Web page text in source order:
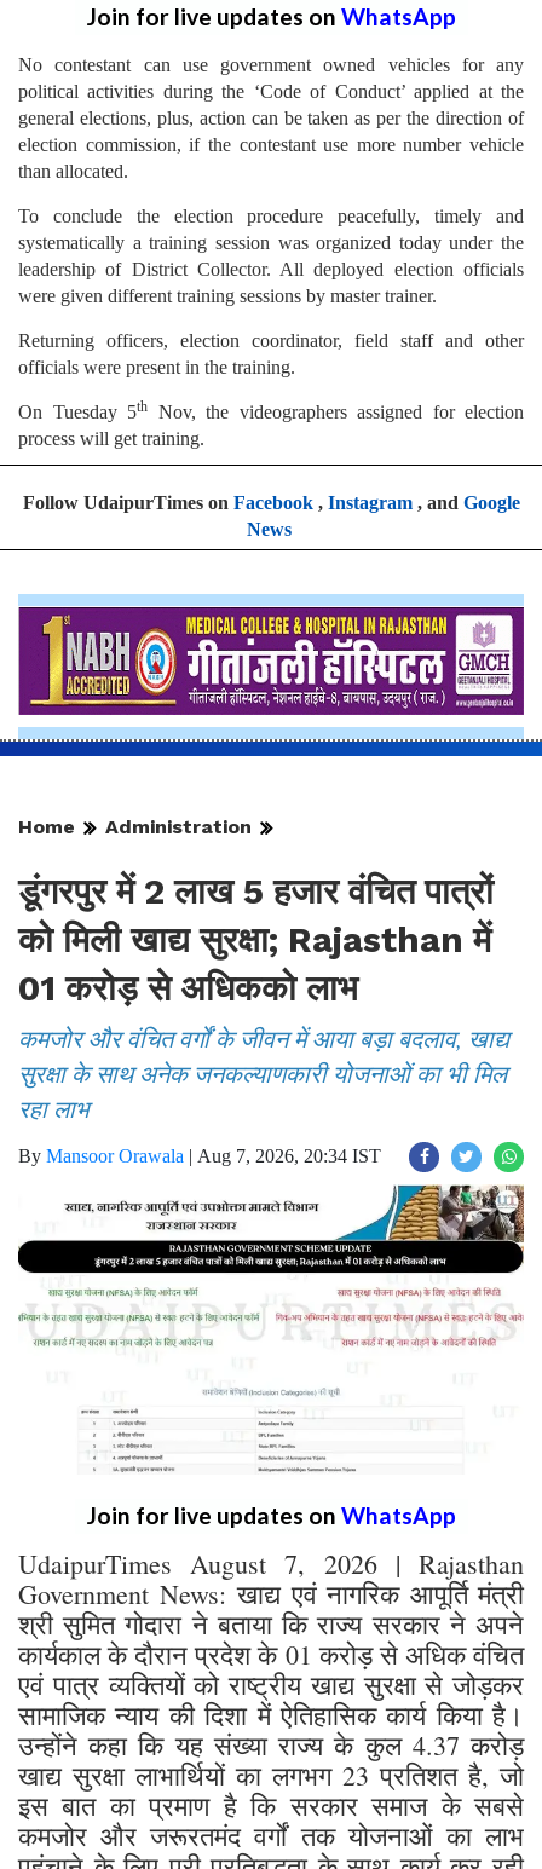
Join for live updates on WhatsApp
No contestant can use government owned vehicles for any
political activities during the ‘Code of Conduct’ applied at the
general elections, plus, action can be taken as per the direction of
election commission, if the contestant use more number vehicle
than allocated.
To conclude the election procedure peacefully, timely and
systematically a training session was organized today under the
leadership of District Collector. All deployed election officials
were given different training sessions by master trainer.
Returning officers, election coordinator, field staff and other
officials were present in the training.
On Tuesday 5th
Nov, the videographers assigned for election
process will get training.
Follow UdaipurTimes on Facebook, Instagram, and Google
News
Home Administration
डूंगरपुर में 2 लाख 5 हजार वंचित पात्रों
को मिली खाद्य सुरक्षा; Rajasthan में
01 करोड़ से अधिकको लाभ
कमजोर और वंचित वर्गों के जीवन में आया बड़ा बदलाव, खाद्य
सुरक्षा के साथ अनेक जनकल्याणकारी योजनाओं का भी मिल
रहा लाभ
By Mansoor Orawala | Aug 7, 2026, 20:34 IST
Join for live updates on WhatsApp
UdaipurTimes August 7, 2026 | Rajasthan
Government News: खाद्य एवं नागरिक आपूर्ति मंत्री
श्री सुमित गोदारा ने बताया कि राज्य सरकार ने अपने
कार्यकाल के दौरान प्रदेश के 01 करोड़ से अधिक वंचित
एवं पात्र व्यक्तियों को राष्ट्रीय खाद्य सुरक्षा से जोड़कर
सामाजिक न्याय की दिशा में ऐतिहासिक कार्य किया है।
उन्होंने कहा कि यह संख्या राज्य के कुल 4.37 करोड़
खाद्य सुरक्षा लाभार्थियों का लगभग 23 प्रतिशत है, जो
इस बात का प्रमाण है कि सरकार समाज के सबसे
कमजोर और जरूरतमंद वर्गों तक योजनाओं का लाभ